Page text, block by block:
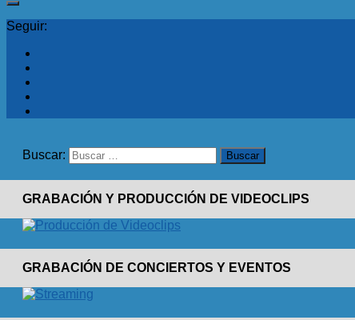
Seguir:
Buscar:
GRABACIÓN Y PRODUCCIÓN DE VIDEOCLIPS
GRABACIÓN DE CONCIERTOS Y EVENTOS